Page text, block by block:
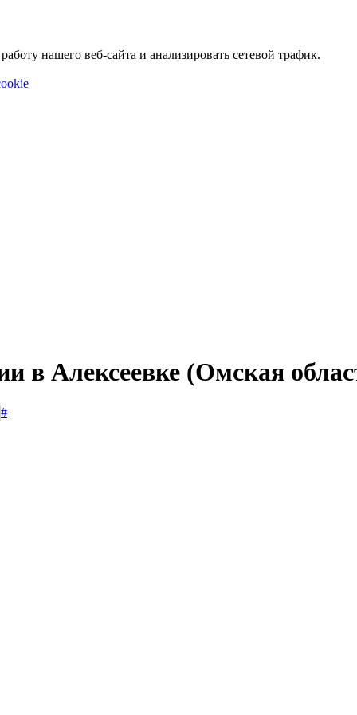
нашего веб-сайта и анализировать сетевой трафик.
в Алексеевке (Омская
#